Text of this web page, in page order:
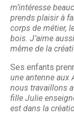
m’intéresse
prends plaisir à
corps de métier,
bois. J’aime
même de la
Ses enfants
une antenne aux
nous travaillons
fille Julie
est dans la